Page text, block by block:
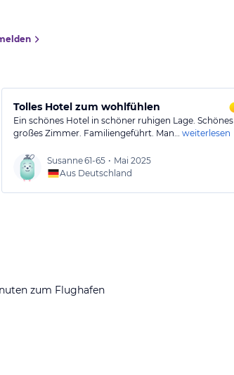
Tolles Hotel zum wohlfühlen
Ein schönes Hotel in schöner ruhigen Lage. Schönes
großes Zimmer. Familiengeführt. Man… weiterlesen
Susanne61-65 • Mai 2025
Aus Deutschland
zum Flughafen